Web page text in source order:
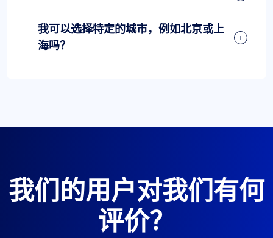
我可以选择特定的城市，例如北京或上
海吗？
我们的用户对我们有何
评价？